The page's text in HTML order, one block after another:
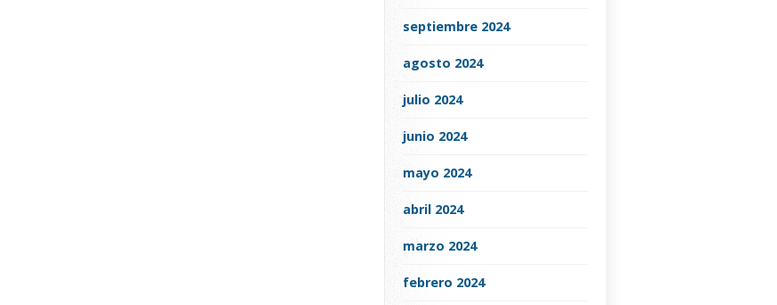
septiembre 2024
agosto 2024
julio 2024
junio 2024
mayo 2024
abril 2024
marzo 2024
febrero 2024